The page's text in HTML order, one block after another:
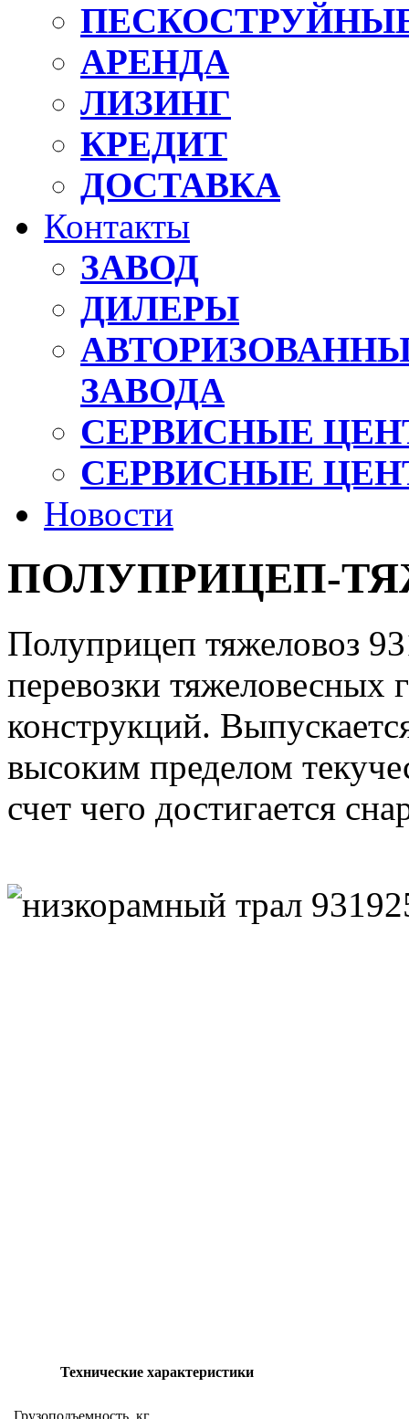
АРЕНДА
ЛИЗИНГ
КРЕДИТ
ДОСТАВКА
Контакты
ЗАВОД
ДИЛЕРЫ
ЗАВОДА
СЕРВИСНЫЕ
СЕРВИСНЫЕ
Новости
ПОЛУПРИЦЕП-
Полуприцеп тяжеловоз
перевозки тяжеловесных
конструкций.
высоким пределом
счет чего достигается
Технические характеристики
Грузоподъемность, кг